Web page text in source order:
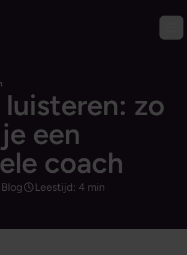
luisteren: zo
een
coach
Blog Leestijd: 4 min